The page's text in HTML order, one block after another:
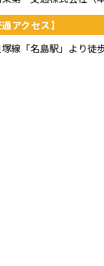
アクセス】
線「名島駅」より徒